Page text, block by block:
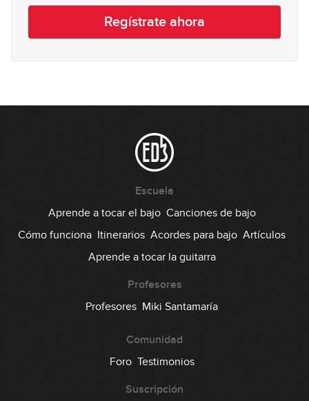
Martín
Regístrate ahora
Escuela
Aprende a tocar el bajo Canciones de bajo
Cómo funciona Itinerarios Acordes para bajo Artículos
Aprende a tocar la guitarra
Profesores
Profesores Miki Santamaría
Comunidad
Foro Testimonios
Suscripción